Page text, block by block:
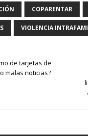
COPARENTAR
VIOLENCIA
de tarjetas de
malas noticias?